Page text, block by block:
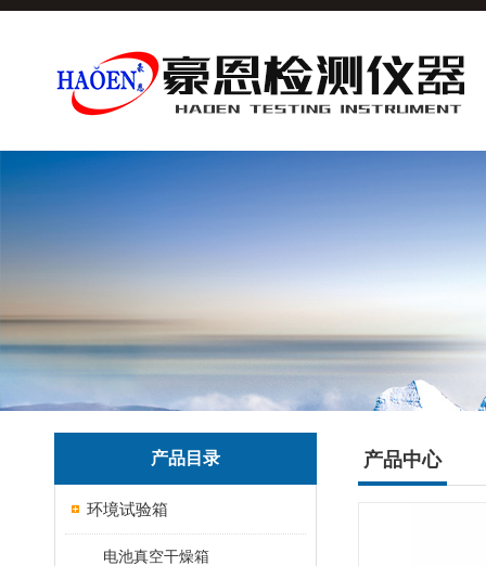
产品目录
环境试验箱
电池真空干燥箱
产品中心